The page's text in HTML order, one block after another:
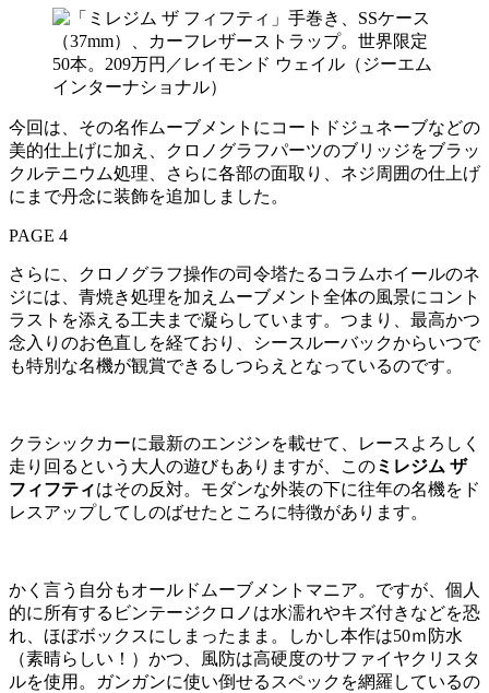
今回は、その名作ムーブメントにコートドジュネーブなどの
美的仕上げに加え、クロノグラフパーツのブリッジをブラッ
クルテニウム処理、さらに各部の面取り、ネジ周囲の仕上げ
にまで丹念に装飾を追加しました。
PAGE 4
さらに、クロノグラフ操作の司令塔たるコラムホイールのネ
ジには、青焼き処理を加えムーブメント全体の風景にコント
ラストを添える工夫まで凝らしています。つまり、最高かつ
念入りのお色直しを経ており、シースルーバックからいつで
も特別な名機が観賞できるしつらえとなっているのです。
クラシックカーに最新のエンジンを載せて、レースよろしく
走り回るという大人の遊びもありますが、このミレジム ザ
フィフティはその反対。モダンな外装の下に往年の名機をド
レスアップしてしのばせたところに特徴があります。
かく言う自分もオールドムーブメントマニア。ですが、個人
的に所有するビンテージクロノは水濡れやキズ付きなどを恐
れ、ほぼボックスにしまったまま。しかし本作は50ｍ防水
（素晴らしい！）かつ、風防は高硬度のサファイヤクリスタ
ルを使用。ガンガンに使い倒せるスペックを網羅しているの